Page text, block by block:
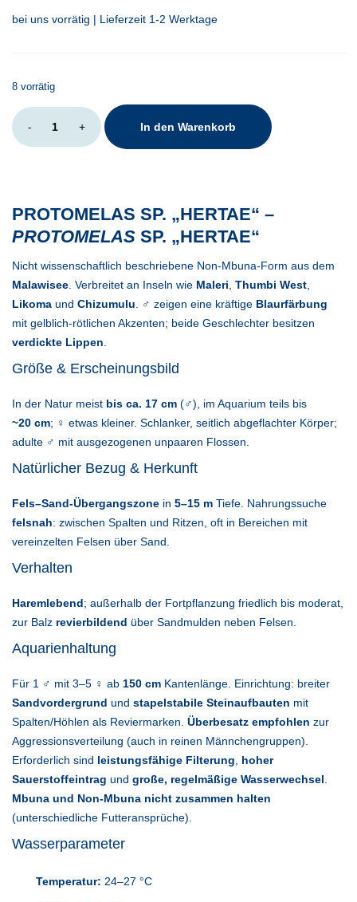
bei uns vorrätig | Lieferzeit 1-2 Werktage
8 vorrätig
-
lobochilus
Hertae
+ In den Warenkorb
PROTOMELAS SP. „HERTAE“ –
PROTOMELAS SP. „HERTAE“
Nicht wissenschaftlich beschriebene Non-Mbuna-Form aus dem
Malawisee. Verbreitet an Inseln wie Maleri, Thumbi West,
Likoma und Chizumulu. ♂ zeigen eine kräftige Blaurfärbung
mit gelblich-rötlichen Akzenten; beide Geschlechter besitzen
verdickte Lippen.
Größe & Erscheinungsbild
In der Natur meist bis ca. 17 cm (♂), im Aquarium teils bis
~20 cm; ♀ etwas kleiner. Schlanker, seitlich abgeflachter Körper;
adulte ♂ mit ausgezogenen unpaaren Flossen.
Natürlicher Bezug & Herkunft
Fels–Sand-Übergangszone in 5–15 m Tiefe. Nahrungssuche
felsnah: zwischen Spalten und Ritzen, oft in Bereichen mit
vereinzelten Felsen über Sand.
Verhalten
Haremlebend; außerhalb der Fortpflanzung friedlich bis moderat,
zur Balz revierbildend über Sandmulden neben Felsen.
Aquarienhaltung
Für 1 ♂ mit 3–5 ♀ ab 150 cm Kantenlänge. Einrichtung: breiter
Sandvordergrund und stapelstabile Steinaufbauten mit
Spalten/Höhlen als Reviermarken. Überbesatz empfohlen zur
Aggressionsverteilung (auch in reinen Männchengruppen).
Erforderlich sind leistungsfähige Filterung, hoher
Sauerstoffeintrag und große, regelmäßige Wasserwechsel.
Mbuna und Non-Mbuna nicht zusammen halten
(unterschiedliche Futteransprüche).
Wasserparameter
Temperatur: 24–27 °C